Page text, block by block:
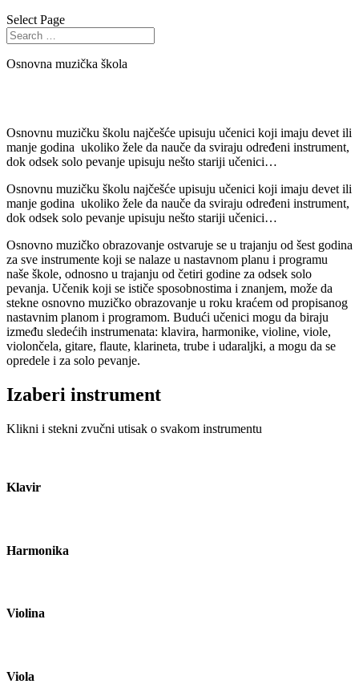
Select Page
Osnovna muzička škola
Osnovnu muzičku školu najčešće upisuju učenici koji imaju devet ili
manje godina ukoliko žele da nauče da sviraju određeni instrument,
dok odsek solo pevanje upisuju nešto stariji učenici…
Osnovnu muzičku školu najčešće upisuju učenici koji imaju devet ili
manje godina ukoliko žele da nauče da sviraju određeni instrument,
dok odsek solo pevanje upisuju nešto stariji učenici…
Osnovno muzičko obrazovanje ostvaruje se u trajanju od šest godina
za sve instrumente koji se nalaze u nastavnom planu i programu
naše škole, odnosno u trajanju od četiri godine za odsek solo
pevanja. Učenik koji se ističe sposobnostima i znanjem, može da
stekne osnovno muzičko obrazovanje u roku kraćem od propisanog
nastavnim planom i programom. Budući učenici mogu da biraju
između sledećih instrumenata: klavira, harmonike, violine, viole,
violončela, gitare, flaute, klarineta, trube i udaraljki, a mogu da se
opredele i za solo pevanje.
Izaberi instrument
Klikni i stekni zvučni utisak o svakom instrumentu
Klavir
Harmonika
Violina
Viola